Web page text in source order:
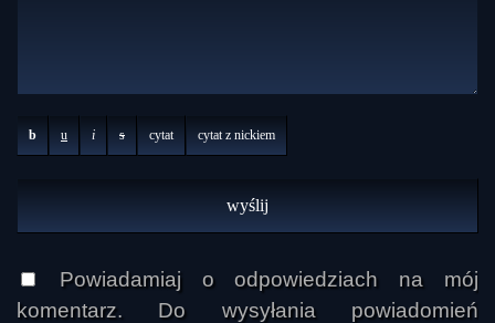
b u i s cytat cytat z nickiem
Powiadamiaj o odpowiedziach na mój
komentarz. Do wysyłania powiadomień